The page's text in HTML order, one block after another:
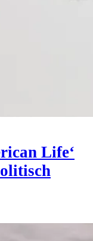
Life‘